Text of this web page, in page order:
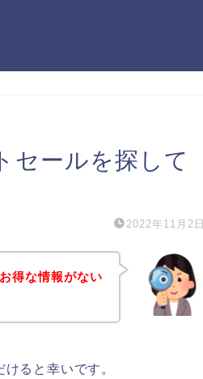
セールを探して
2022年11月2日
得な情報がない
ると幸いです。